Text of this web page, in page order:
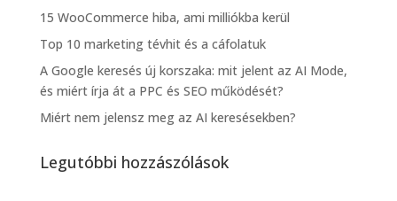
15 WooCommerce hiba, ami milliókba kerül
Top 10 marketing tévhit és a cáfolatuk
A Google keresés új korszaka: mit jelent az AI Mode,
és miért írja át a PPC és SEO működését?
Miért nem jelensz meg az AI keresésekben?
Legutóbbi hozzászólások